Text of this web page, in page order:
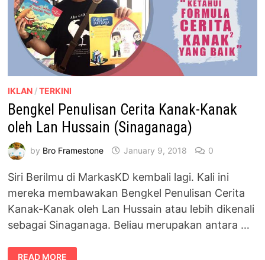
IKLAN /TERKINI
Bengkel Penulisan Cerita Kanak-Kanak
oleh Lan Hussain (Sinaganaga)
by Bro Framestone January 9, 2018 0
Siri Berilmu di MarkasKD kembali lagi. Kali ini
mereka membawakan Bengkel Penulisan Cerita
Kanak-Kanak oleh Lan Hussain atau lebih dikenali
sebagai Sinaganaga. Beliau merupakan antara …
BENGKEL
READ MORE